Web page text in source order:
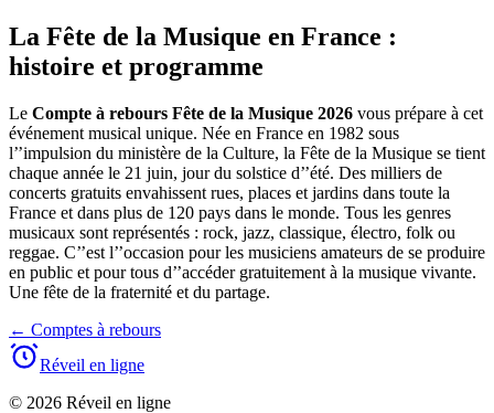
La Fête de la Musique en France :
histoire et programme
Le Compte à rebours Fête de la Musique 2026 vous prépare à cet
événement musical unique. Née en France en 1982 sous
l’’impulsion du ministère de la Culture, la Fête de la Musique se tient
chaque année le 21 juin, jour du solstice d’’été. Des milliers de
concerts gratuits envahissent rues, places et jardins dans toute la
France et dans plus de 120 pays dans le monde. Tous les genres
musicaux sont représentés : rock, jazz, classique, électro, folk ou
reggae. C’’est l’’occasion pour les musiciens amateurs de se produire
en public et pour tous d’’accéder gratuitement à la musique vivante.
Une fête de la fraternité et du partage.
← Comptes à rebours
Réveil en ligne
© 2026 Réveil en ligne